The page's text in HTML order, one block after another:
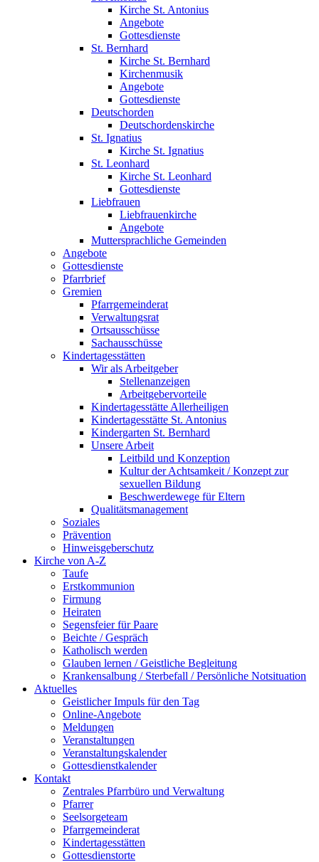
Kirche St. Antonius
Angebote
Gottesdienste
St. Bernhard
Kirche St. Bernhard
Kirchenmusik
Angebote
Gottesdienste
Deutschorden
Deutschordenskirche
St. Ignatius
Kirche St. Ignatius
St. Leonhard
Kirche St. Leonhard
Gottesdienste
Liebfrauen
Liebfrauenkirche
Angebote
Muttersprachliche Gemeinden
Angebote
Gottesdienste
Pfarrbrief
Gremien
Pfarrgemeinderat
Verwaltungsrat
Ortsausschüsse
Sachausschüsse
Kindertagesstätten
Wir als Arbeitgeber
Stellenanzeigen
Arbeitgebervorteile
Kindertagesstätte Allerheiligen
Kindertagesstätte St. Antonius
Kindergarten St. Bernhard
Unsere Arbeit
Leitbild und Konzeption
Kultur der Achtsamkeit / Konzept zur
sexuellen Bildung
Beschwerdewege für Eltern
Qualitätsmanagement
Soziales
Prävention
Hinweisgeberschutz
Kirche von A-Z
Taufe
Erst­kommunion
Firmung
Heiraten
Segensfeier für Paare
Beichte /​ Gespräch
Katholisch werden
Glauben lernen / Geistliche Begleitung
Krankensalbung / Sterbefall / Persönliche Notsituation
Aktuelles
Geistlicher Impuls für den Tag
Online-Angebote
Meldungen
Veranstaltungen
Veranstaltungskalender
Gottesdienstkalender
Kontakt
Zentrales Pfarrbüro und Verwaltung
Pfarrer
Seelsorgeteam
Pfarrgemeinderat
Kindertagesstätten
Gottesdienstorte